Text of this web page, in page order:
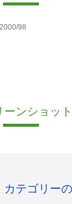
98
ーンショット
カテゴリー